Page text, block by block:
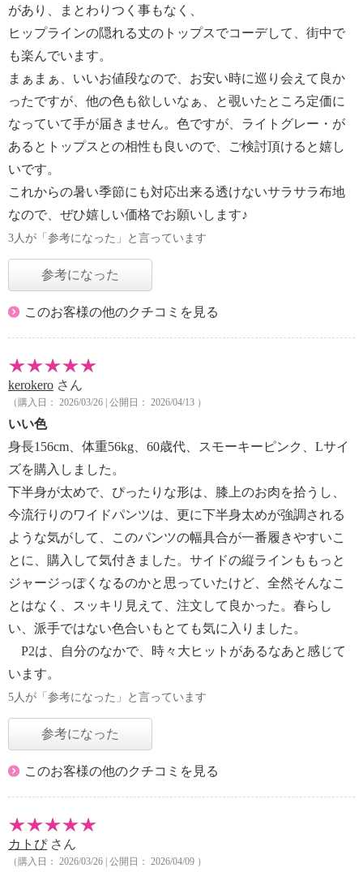
があり、まとわりつく事もなく、
ヒップラインの隠れる丈のトップスでコーデして、街中で
も楽んでいます。
まぁまぁ、いいお値段なので、お安い時に巡り会えて良か
ったですが、他の色も欲しいなぁ、と覗いたところ定価に
なっていて手が届きません。色ですが、ライトグレー・が
あるとトップスとの相性も良いので、ご検討頂けると嬉し
いです。
これからの暑い季節にも対応出来る透けないサラサラ布地
なので、ぜひ嬉しい価格でお願いします♪
3人が「参考になった」と言っています
参考になった
このお客様の他のクチコミを見る
kerokero さん
（購入日： 2026/03/26 | 公開日： 2026/04/13 ）
いい色
身長156cm、体重56kg、60歳代、スモーキーピンク、Lサイ
ズを購入しました。
下半身が太めで、ぴったりな形は、膝上のお肉を拾うし、
今流行りのワイドパンツは、更に下半身太めが強調される
ような気がして、このパンツの幅具合が一番履きやすいこ
とに、購入して気付きました。サイドの縦ラインももっと
ジャージっぽくなるのかと思っていたけど、全然そんなこ
とはなく、スッキリ見えて、注文して良かった。春らし
い、派手ではない色合いもとても気に入りました。
P2は、自分のなかで、時々大ヒットがあるなあと感じて
います。
5人が「参考になった」と言っています
参考になった
このお客様の他のクチコミを見る
カトぴさん
（購入日： 2026/03/26 | 公開日： 2026/04/09 ）